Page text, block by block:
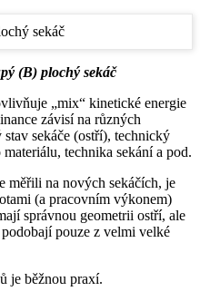
(B) plochý sekáč
„mix“ kinetické energie
závisí na různých
sekáče (ostří), technický
technika sekání a pod.
měřili na nových sekáčích, je
(a pracovním výkonem)
správnou geometrii ostří, ale
pouze z velmi velké
je běžnou praxí.